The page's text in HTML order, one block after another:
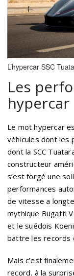
L’hypercar SSC
Les
hypercar
Le mot hypercar
véhicules dont les
dont la SCC
constructeur
s’est forgé une
performances
de vitesse a
mythique Bugatti
et le suédois
battre les records
Mais c’est
record, à la